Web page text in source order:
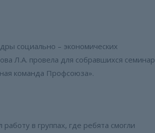
социально – экономических
Л.А. провела для собравшихся семинар
команда Профсоюза».
в группах, где ребята смогли